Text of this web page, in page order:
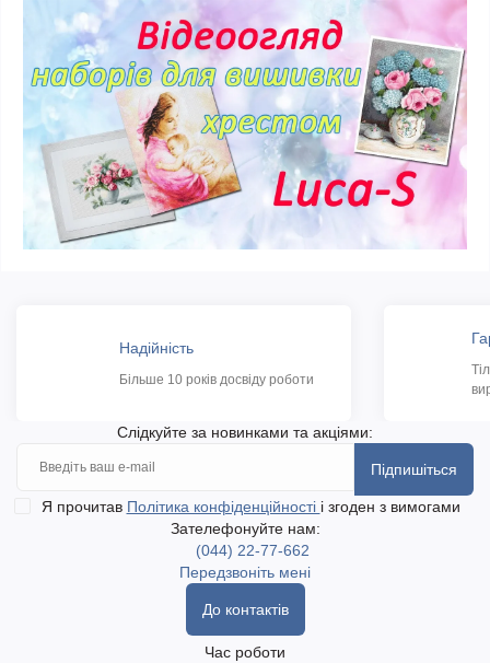
Надійність
Більше 10 років досвіду роботи
Слідкуйте за новинками та акціями:
Підпишіться
Я прочитав Політика конфіденційності і згоден з вимогами
Зателефонуйте нам:
(044) 22-77-662
Передзвоніть мені
До контактів
Час роботи